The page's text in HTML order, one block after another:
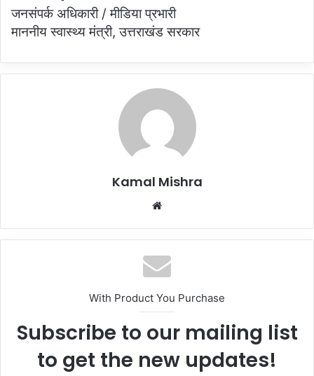
जनसंपर्क अधिकारी / मीडिया प्रभारी
माननीय स्वास्थ्य मंत्री, उत्तराखंड सरकार
Kamal Mishra
Website
With Product You Purchase
Subscribe to our mailing list
to get the new updates!